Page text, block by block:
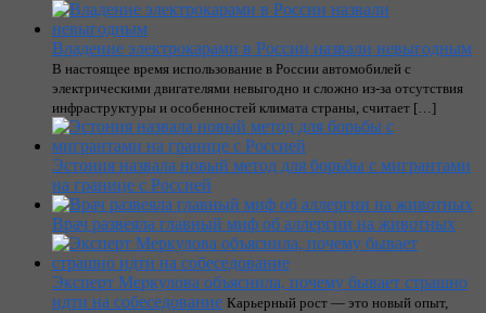
Владение электрокарами в России назвали невыгодным
В настоящее время использование в России автомобилей с
электрическими двигателями невыгодно и сложно из-за отсутствия
инфраструктуры и особенностей климата страны, считает […]
Эстония назвала новый метод для борьбы с мигрантами
на границе с Россией
Врач развеяла главный миф об аллергии на животных
Эксперт Меркулова объяснила, почему бывает страшно
идти на собеседование Карьерный рост — это новый опыт,